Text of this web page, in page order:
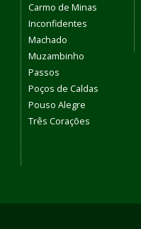
Carmo de Minas
Inconfidentes
Machado
Muzambinho
Passos
Poços de Caldas
Pouso Alegre
Três Corações